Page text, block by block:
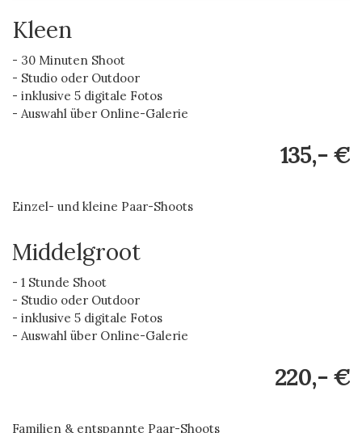
Kleen
- 30 Minuten Shoot
- Studio oder Outdoor
- inklusive 5 digitale Fotos
- Auswahl über Online-Galerie
135,- €
Einzel- und kleine Paar-Shoots
Middelgroot
- 1 Stunde Shoot
- Studio oder Outdoor
- inklusive 5 digitale Fotos
- Auswahl über Online-Galerie
220,- €
Familien & entspannte Paar-Shoots